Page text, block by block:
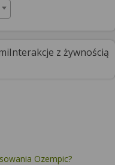
Interakcje z żywnością
Ozempic?